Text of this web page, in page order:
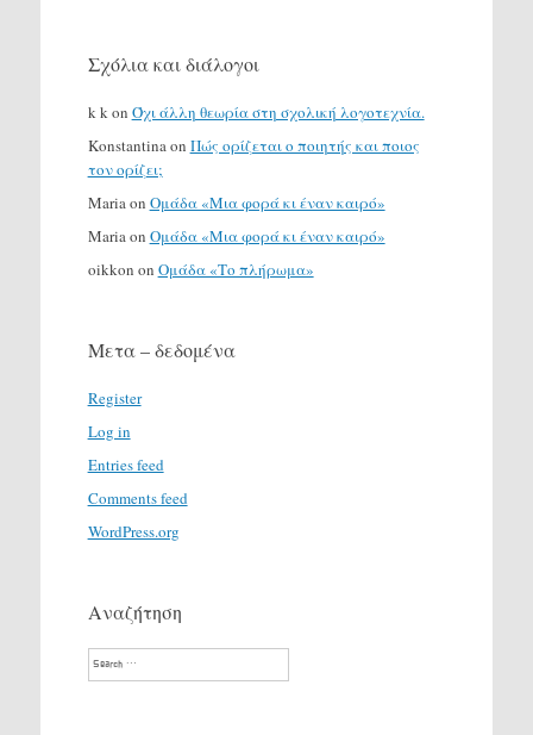
Σχόλια και διάλογοι
k kon Όχι άλλη θεωρία στη σχολική λογοτεχνία.
Konstantinaon Πώς ορίζεται ο ποιητής και ποιος
τον ορίζει;
Mariaon Ομάδα «Μια φορά κι έναν καιρό»
Mariaon Ομάδα «Μια φορά κι έναν καιρό»
oikkon on Ομάδα «Το πλήρωμα»
Μετα – δεδομένα
Register
Log in
Entries feed
Comments feed
WordPress.org
Αναζήτηση
Search